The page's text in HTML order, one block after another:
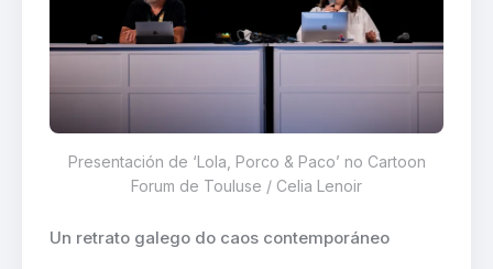
Presentación de ‘Lola, Porco & Paco’ no Cartoon
Forum de Touluse / Celia Lenoir
Un retrato galego do caos contemporáneo